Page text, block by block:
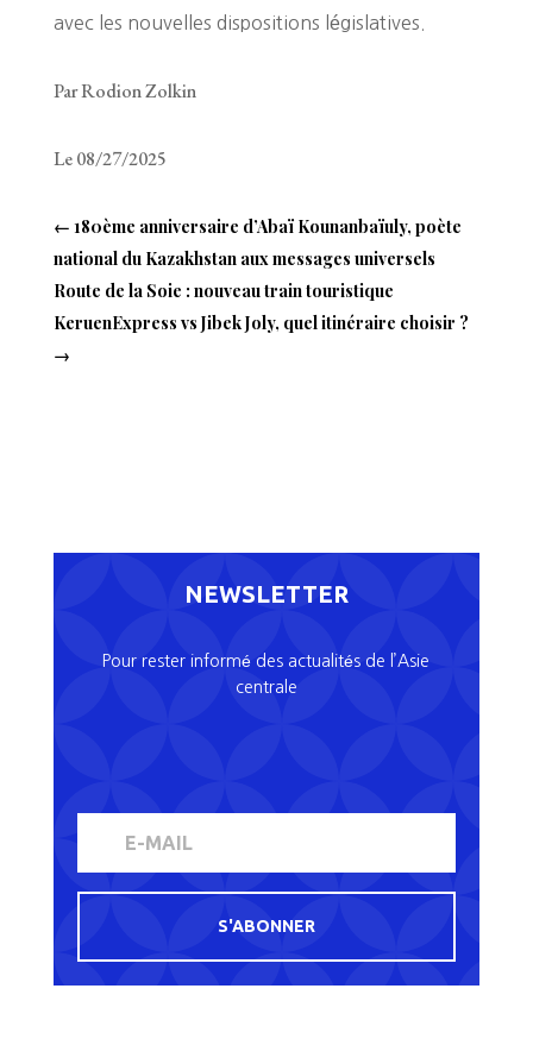
avec les nouvelles dispositions législatives.
Par Rodion Zolkin
Le 08/27/2025
← 180ème anniversaire d’Abaï Kounanbaïuly, poète
national du Kazakhstan aux messages universels
Route de la Soie : nouveau train touristique
KeruenExpress vs Jibek Joly, quel itinéraire choisir ?
→
NEWSLETTER
Pour rester informé des actualités de l’Asie
centrale
S'ABONNER